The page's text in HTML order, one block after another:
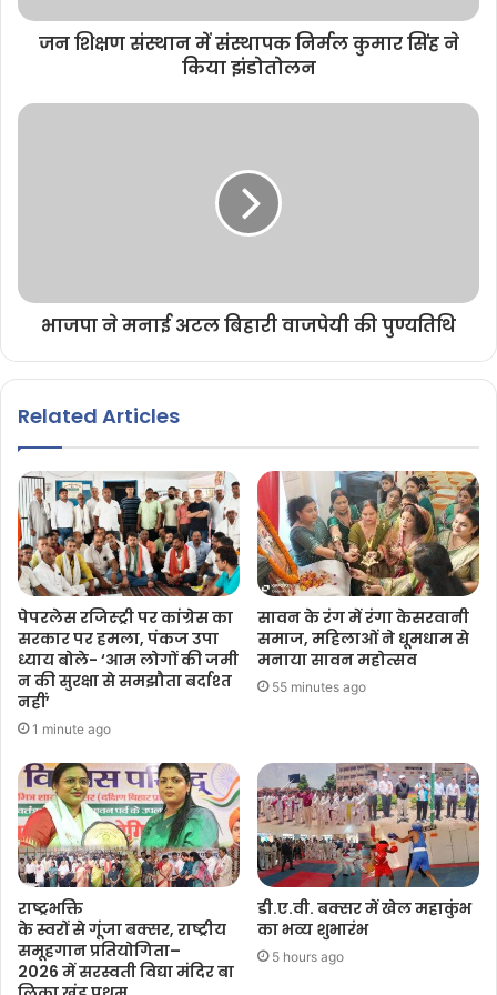
जन शिक्षण संस्थान में संस्थापक निर्मल कुमार सिंह ने
किया झंडोतोलन
भाजपा ने मनाई अटल बिहारी वाजपेयी की पुण्यतिथि
Related Articles
पेपरलेस रजिस्ट्री पर कांग्रेस का
सरकार पर हमला, पंकज उपा
ध्याय बोले- ‘आम लोगों की जमी
न की सुरक्षा से समझौता बर्दाश्त
नहीं’
1 minute ago
सावन के रंग में रंगा केसरवानी
समाज, महिलाओं ने धूमधाम से
मनाया सावन महोत्सव
55 minutes ago
राष्ट्रभक्ति
के स्वरों से गूंजा बक्सर, राष्ट्रीय
समूहगान प्रतियोगिता–
2026 में सरस्वती विद्या मंदिर बा
डी.ए.वी. बक्सर में खेल महाकुंभ
का भव्य शुभारंभ
5 hours ago